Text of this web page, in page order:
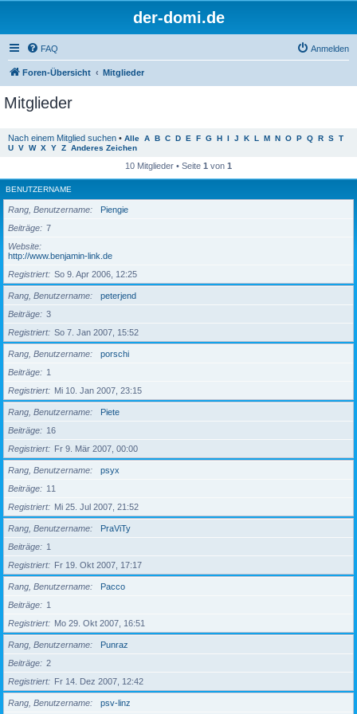
der-domi.de
FAQ Anmelden
Foren-Übersicht Mitglieder
Mitglieder
Nach einem Mitglied suchen • Alle A B C D E F G H I J K L M N O P Q R S T
U V W X Y Z Anderes Zeichen
10 Mitglieder • Seite 1 von 1
BENUTZERNAME
Rang, Benutzername
Piengie
Beiträge
7
Website
http://www.benjamin-link.de
Registriert
So 9. Apr 2006, 12:25
Rang, Benutzername
peterjend
Beiträge
3
Registriert
So 7. Jan 2007, 15:52
Rang, Benutzername
porschi
Beiträge
1
Registriert
Mi 10. Jan 2007, 23:15
Rang, Benutzername
Piete
Beiträge
16
Registriert
Fr 9. Mär 2007, 00:00
Rang, Benutzername
psyx
Beiträge
11
Registriert
Mi 25. Jul 2007, 21:52
Rang, Benutzername
PraViTy
Beiträge
1
Registriert
Fr 19. Okt 2007, 17:17
Rang, Benutzername
Pacco
Beiträge
1
Registriert
Mo 29. Okt 2007, 16:51
Rang, Benutzername
Punraz
Beiträge
2
Registriert
Fr 14. Dez 2007, 12:42
Rang, Benutzername psv-linz